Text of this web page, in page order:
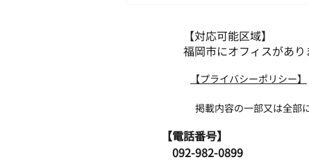
【対応可能区域】
福岡市にオフィスがあり
​【プライバシーポリシー】
掲載内容の一部又は全部
​【電話番号】
​ 092-982-0899